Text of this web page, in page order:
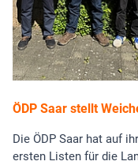
ÖDP Saar stellt
Die ÖDP Saar hat auf
ersten Listen für die